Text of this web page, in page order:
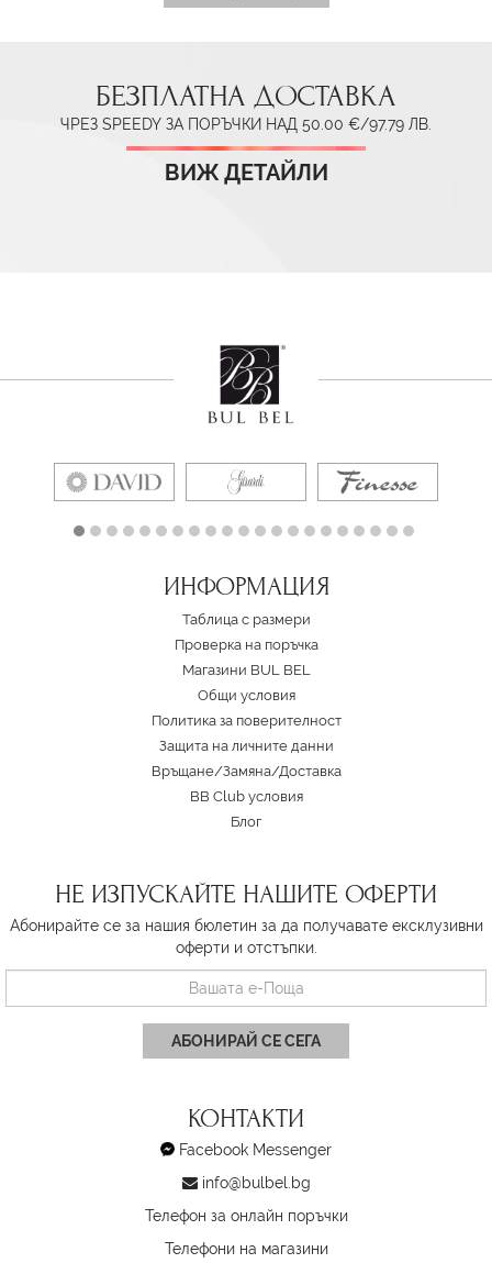
БЕЗПЛАТНА ДОСТАВКА
ЧРЕЗ SPEEDY ЗА ПОРЪЧКИ НАД 50.00 €/97.79 ЛВ.
ВИЖ ДЕТАЙЛИ
ИНФОРМАЦИЯ
Таблица с размери
Проверка на поръчка
Магазини BUL BEL
Oбщи условия
Политика за поверителност
Защита на личните данни
Връщане/Замяна/Доставка
BB Club условия
Блог
НЕ ИЗПУСКАЙТЕ НАШИТЕ ОФЕРТИ
Абонирайте се за нашия бюлетин за да получавате ексклузивни
оферти и отстъпки.
АБОНИРАЙ СЕ СЕГА
КОНТАКТИ
Facebook Messenger
info@bulbel.bg
Телефон за онлайн поръчки
Телефони на магазини